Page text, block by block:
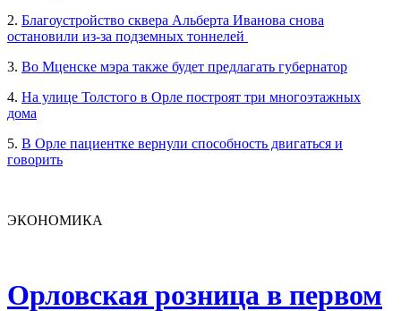
2. Благоустройство сквера Альберта Иванова снова
остановили из-за подземных тоннелей
3. Во Мценске мэра также будет предлагать губернатор
4. На улице Толстого в Орле построят три многоэтажных
дома
5. В Орле пациентке вернули способность двигаться и
говорить
ЭКОНОМИКА
Орловская розница в первом